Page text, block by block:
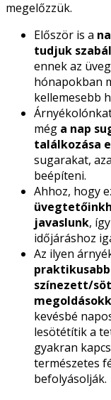
megelőzzük.
Először is a
tudjuk
ennek az
hónapokban
kellemesebb
még a nap
találkozása
sugarakat,
beépíteni.
Ahhoz, hogy
javaslunk,
időjáráshoz
Az ilyen
színezett/
kevésbé
lesötétítik a
gyakran
természetes
befolyásolják.